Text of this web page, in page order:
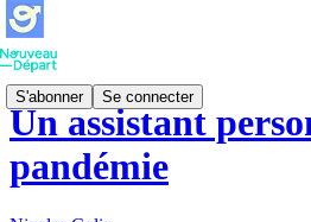
S'abonner Se connecter
Un assistant
pandémie